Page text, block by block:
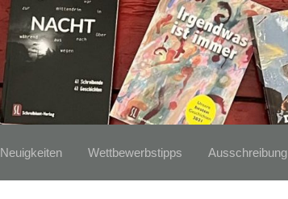
Neuigkeiten Wettbewerbstipps Ausschreibung